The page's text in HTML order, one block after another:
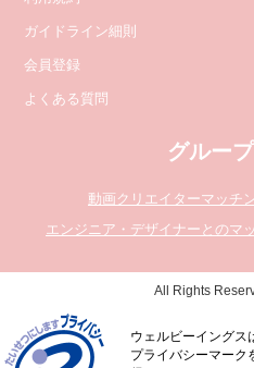
ガイドライン細則
会員登録
よくある質問
グルー
動画クリエイターマッチ
エンジニア・デザイナーとのマ
All Rights
ウェルビーイングス
プライバシーマーク